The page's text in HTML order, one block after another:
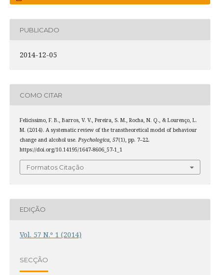
PUBLICADO
2014-12-05
COMO CITAR
Felicíssimo, F. B., Barros, V. V., Pereira, S. M., Rocha, N. Q., & Lourenço, L.
M. (2014). A systematic review of the transtheoretical model of behaviour
change and alcohol use. Psychologica, 57(1), pp. 7–22.
https://doi.org/10.14195/1647-8606_57-1_1
Formatos Citação
EDIÇÃO
Vol. 57 N.º 1 (2014)
SECÇÃO